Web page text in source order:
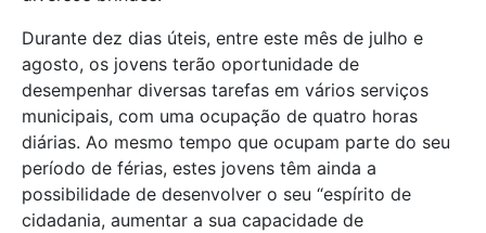
Durante dez dias úteis, entre este mês de julho e
agosto, os jovens terão oportunidade de
desempenhar diversas tarefas em vários serviços
municipais, com uma ocupação de quatro horas
diárias. Ao mesmo tempo que ocupam parte do seu
período de férias, estes jovens têm ainda a
possibilidade de desenvolver o seu “espírito de
cidadania, aumentar a sua capacidade de